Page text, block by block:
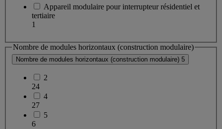
Appareil modulaire pour interrupteur résidentiel et
tertiaire
1
Nombre de modules horizontaux (construction modulaire)
Nombre de modules horizontaux (construction modulaire) 5
2
24
4
27
5
6